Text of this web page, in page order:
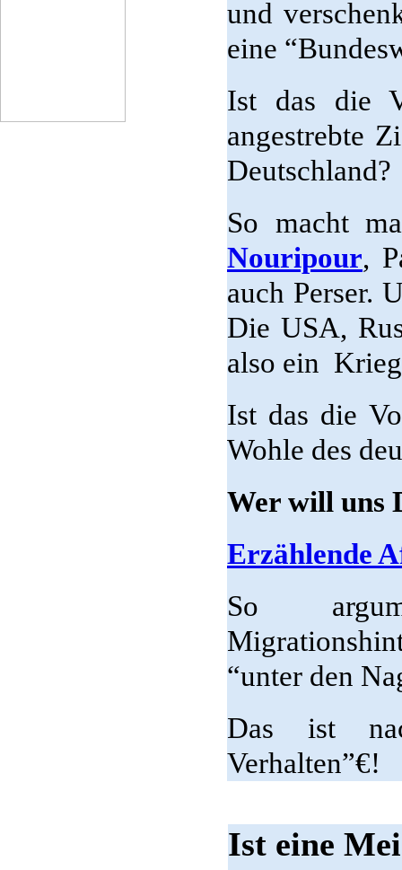
und
eine
Ist das die
angestrebte
Deutschland?
So macht
Nouripour,
auch Perser.
Die USA,
also ein
Ist das die
Wohle des
Wer will uns
Erzählende
So
“unter den
Das ist
Verhalten”€!
Ist eine